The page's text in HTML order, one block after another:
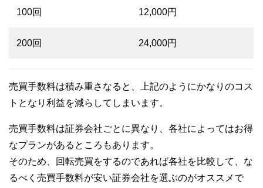
100回 12,000円
200回 24,000円
売買手数料は積み重さなると、上記のようにかなりのコス
トとなり利益を減らしてしまいます。
売買手数料は証券会社ごとに異なり、各社によってはお得
なプランがあるところもあります。
そのため、回転売買をするのであれば各社を比較して、な
るべく売買手数料が安い証券会社を選ぶのがオススメで